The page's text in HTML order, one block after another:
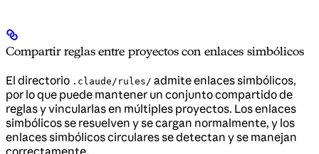
Compartir reglas entre proyectos con enlaces simbólicos
El directorio .claude/rules/ admite enlaces simbólicos,
por lo que puede mantener un conjunto compartido de
reglas y vincularlas en múltiples proyectos. Los enlaces
simbólicos se resuelven y se cargan normalmente, y los
enlaces simbólicos circulares se detectan y se manejan
correctamente.